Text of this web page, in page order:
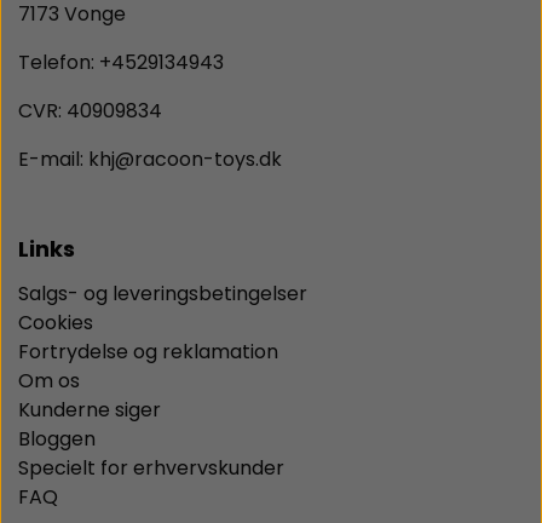
7173 Vonge
Telefon: +4529134943
CVR: 40909834
E-mail: khj@racoon-toys.dk
Links
Salgs- og leveringsbetingelser
Cookies
Fortrydelse og reklamation
Om os
Kunderne siger
Bloggen
Specielt for erhvervskunder
FAQ